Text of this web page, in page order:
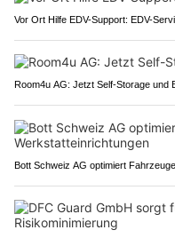
Vor Ort Hilfe EDV-Support: EDV-
Room4u AG: Jetzt Self-Storage und
Bott Schweiz AG optimiert